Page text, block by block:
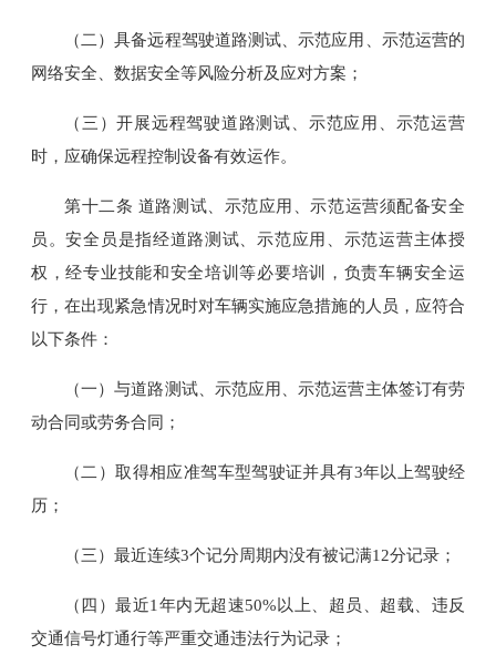
（二）具备远程驾驶道路测试、示范应用、示范运营的
网络安全、数据安全等风险分析及应对方案；
（三）开展远程驾驶道路测试、示范应用、示范运营
时，应确保远程控制设备有效运作。
第十二条 道路测试、示范应用、示范运营须配备安全
员。安全员是指经道路测试、示范应用、示范运营主体授
权，经专业技能和安全培训等必要培训，负责车辆安全运
行，在出现紧急情况时对车辆实施应急措施的人员，应符合
以下条件：
（一）与道路测试、示范应用、示范运营主体签订有劳
动合同或劳务合同；
（二）取得相应准驾车型驾驶证并具有3年以上驾驶经
历；
（三）最近连续3个记分周期内没有被记满12分记录；
（四）最近1年内无超速50%以上、超员、超载、违反
交通信号灯通行等严重交通违法行为记录；